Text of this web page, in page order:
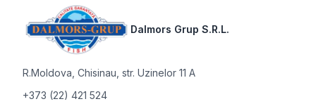
Dalmors Grup S.R.L.
R.Moldova Chisinau, str. Uzinelor 11 A
+373 (22) 421 524